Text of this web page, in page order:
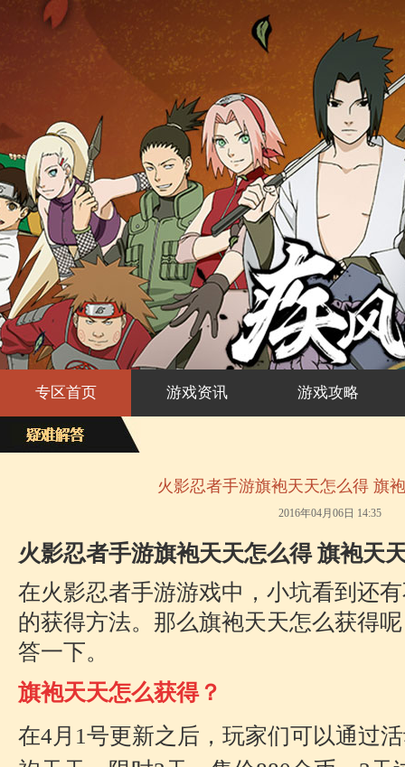
专区首页 游戏资讯 游戏攻略
火影忍者手游旗袍天天怎么得 旗
2016年04月06日 14:35
火影忍者手游旗袍天天怎么得 旗袍天
在火影忍者手游游戏中，小坑看到还
的获得方法。那么旗袍天天怎么获得
答一下。
旗袍天天怎么获得？
在4月1号更新之后，玩家们可以通过